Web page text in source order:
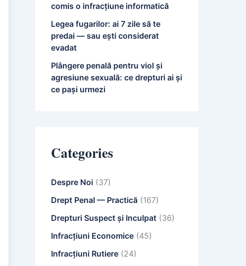
comis o infracțiune informatică
Legea fugarilor: ai 7 zile să te
predai — sau ești considerat
evadat
Plângere penală pentru viol și
agresiune sexuală: ce drepturi ai și
ce pași urmezi
Categories
Despre Noi (37)
Drept Penal — Practică (167)
Drepturi Suspect și Inculpat (36)
Infracțiuni Economice (45)
Infracțiuni Rutiere (24)